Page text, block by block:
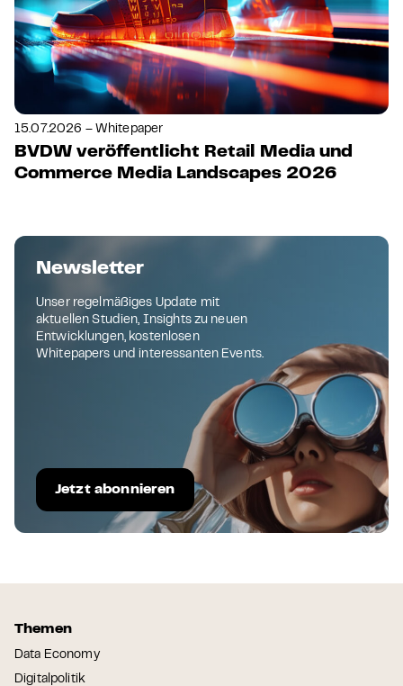
15.07.2026 – Whitepaper
BVDW veröffentlicht Retail Media und
Commerce Media Landscapes 2026
Newsletter
Unser regelmäßiges Update mit
aktuellen Studien, Insights zu neuen
Entwicklungen, kostenlosen
Whitepapers und interessanten Events.
Jetzt abonnieren
Themen
Data Economy
Digitalpolitik